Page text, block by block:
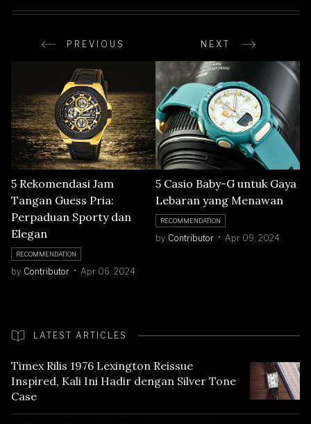
PREVIOUS NEXT
5 Rekomendasi Jam
Tangan Guess Pria:
Perpaduan Sporty dan
Elegan
RECOMMENDATION
by Contributor Apr 06, 2024
5 Casio Baby-G untuk Gaya
Lebaran yang Menawan
RECOMMENDATION
by Contributor Apr 09, 2024
LATEST ARTICLES
Timex Rilis 1976 Lexington Reissue
Inspired, Kali Ini Hadir dengan Silver Tone
Case